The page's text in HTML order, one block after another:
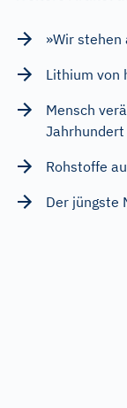
»Wir stehen
Lithium von
Mensch
Jahrhundert
Rohstoffe
Der jüngste